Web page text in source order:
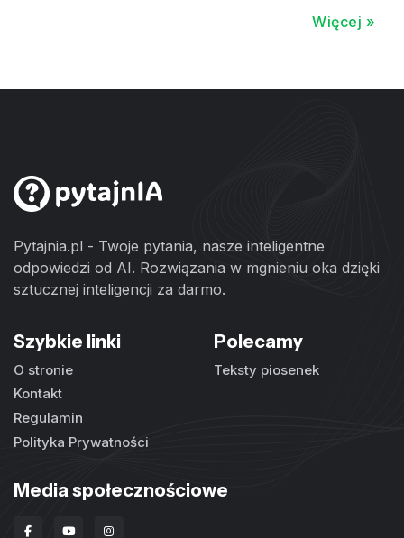
Więcej »
Pytajnia.pl - Twoje pytania, nasze inteligentne
odpowiedzi od AI. Rozwiązania w mgnieniu oka dzięki
sztucznej inteligencji za darmo.
Szybkie linki
O stronie
Kontakt
Regulamin
Polityka Prywatności
Polecamy
Teksty piosenek
Media społecznościowe